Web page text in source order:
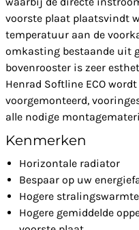
voorste plaat plaatsvindt
temperatuur aan de
omkasting bestaande uit
bovenrooster is zeer
Henrad Softline ECO
voorgemonteerd,
alle nodige
Kenmerken
Horizontale radiator
Bespaar op uw
Hogere stralingswarmte
Hogere gemiddelde